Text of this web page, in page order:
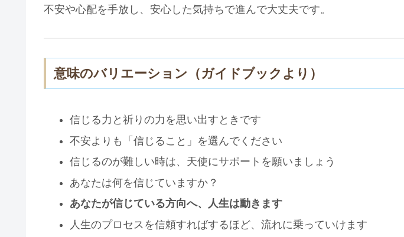
不安や心配を手放し、安心した気持ちで進んで大丈夫です。
意味のバリエーション（ガイドブックより）
信じる力と祈りの力を思い出すときです
不安よりも「信じること」を選んでください
信じるのが難しい時は、天使にサポートを願いましょう
あなたは何を信じていますか？
あなたが信じている方向へ、人生は動きます
人生のプロセスを信頼すればするほど、流れに乗っていけます